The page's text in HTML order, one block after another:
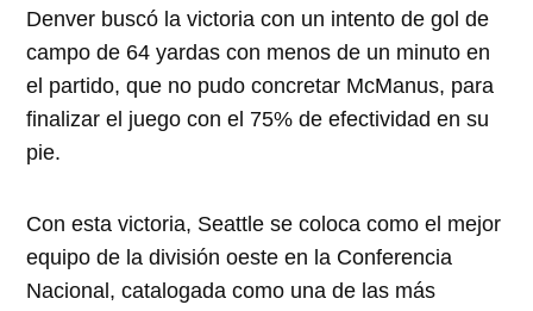
Denver buscó la victoria con un intento de gol de
campo de 64 yardas con menos de un minuto en
el partido, que no pudo concretar McManus, para
finalizar el juego con el 75% de efectividad en su
pie.
Con esta victoria, Seattle se coloca como el mejor
equipo de la división oeste en la Conferencia
Nacional, catalogada como una de las más